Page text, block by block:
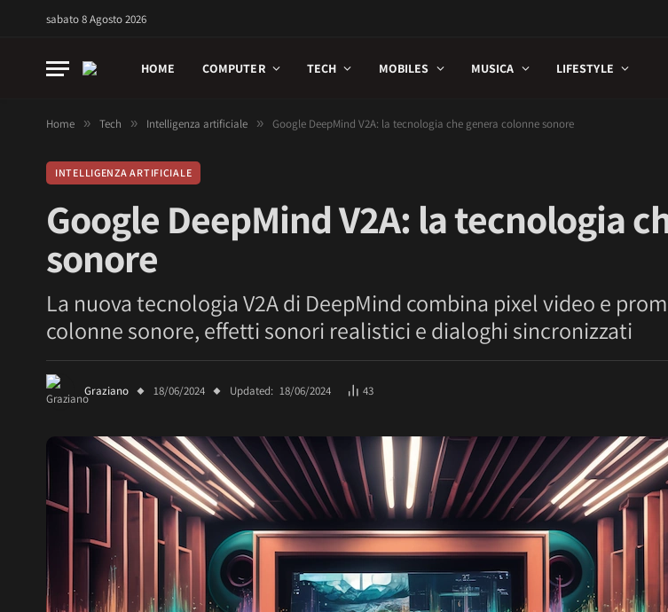
sabato 8 Agosto 2026
HOME COMPUTER TECH MOBILES MUSICA LIFESTYLE
Home » Tech » Intelligenza artificiale » Google DeepMind V2A: la tecnologia che genera colonne sonore
INTELLIGENZA ARTIFICIALE
Google DeepMind V2A: la tecnologia
sonore
La nuova tecnologia V2A di DeepMind combina pixel video e
colonne sonore, effetti sonori realistici e dialoghi sincronizzati
Graziano 18/06/2024 Updated: 18/06/2024 43